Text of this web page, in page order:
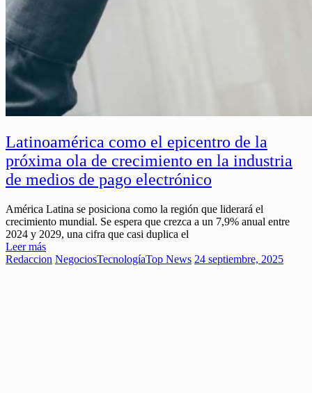
Latinoamérica como el epicentro de la
próxima ola de crecimiento en la industria
de medios de pago electrónico
América Latina se posiciona como la región que liderará el
crecimiento mundial. Se espera que crezca a un 7,9% anual entre
2024 y 2029, una cifra que casi duplica el
Leer más
Redaccion NegociosTecnologíaTop News 24 septiembre, 2025